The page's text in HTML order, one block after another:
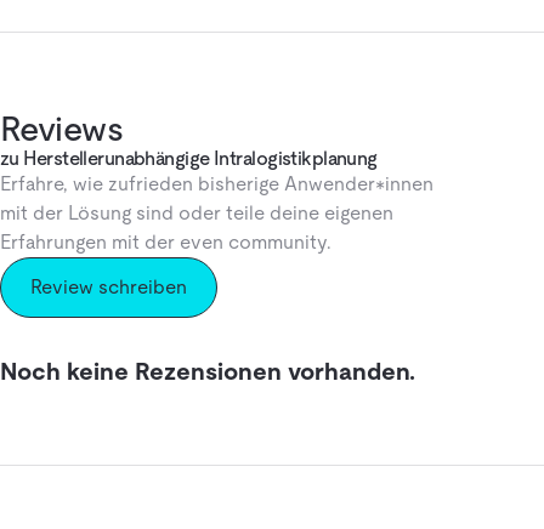
Reviews
zu Herstellerunabhängige Intralogistikplanung
Erfahre, wie zufrieden bisherige Anwender*innen
mit der Lösung sind oder teile deine eigenen
Erfahrungen mit der even community.
Review schreiben
Noch keine Rezensionen vorhanden.